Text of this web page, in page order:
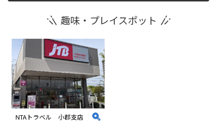
新規登録の事業者の皆様
すでにご登録済み事業者の皆様
イベント情報の掲載はこちら
趣味・プレイスポット
NTAトラベル 小郡支店